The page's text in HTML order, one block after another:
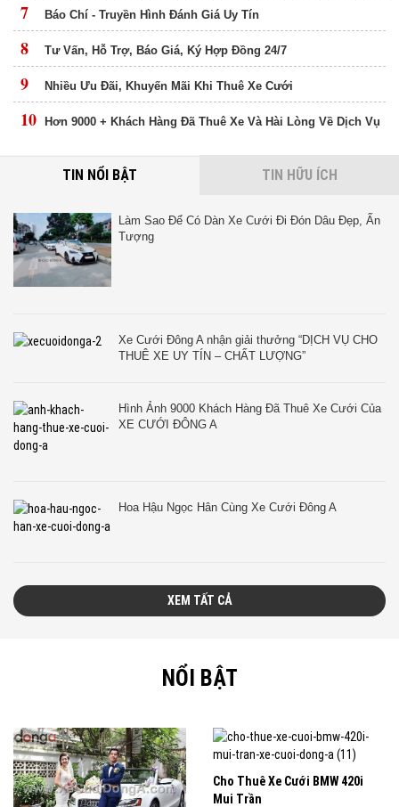
7 Báo Chí - Truyền Hình Đánh Giá Uy Tín
8 Tư Vấn, Hỗ Trợ, Báo Giá, Ký Hợp Đồng 24/7
9 Nhiều Ưu Đãi, Khuyến Mãi Khi Thuê Xe Cưới
10 Hơn 9000 + Khách Hàng Đã Thuê Xe Và Hài Lòng Về Dịch Vụ
TIN NỔI BẬT TIN HỮU ÍCH
Làm Sao Để Có Dàn Xe Cưới Đi Đón Dâu Đẹp, Ấn
Tượng
Xe Cưới Đông A nhận giải thưởng “DỊCH VỤ CHO
THUÊ XE UY TÍN – CHẤT LƯỢNG”
Hình Ảnh 9000 Khách Hàng Đã Thuê Xe Cưới Của
XE CƯỚI ĐÔNG A
Hoa Hậu Ngọc Hân Cùng Xe Cưới Đông A
XEM TẤT CẢ
NỔI BẬT
Cho Thuê Xe Cưới BMW 420i
Mui Trần